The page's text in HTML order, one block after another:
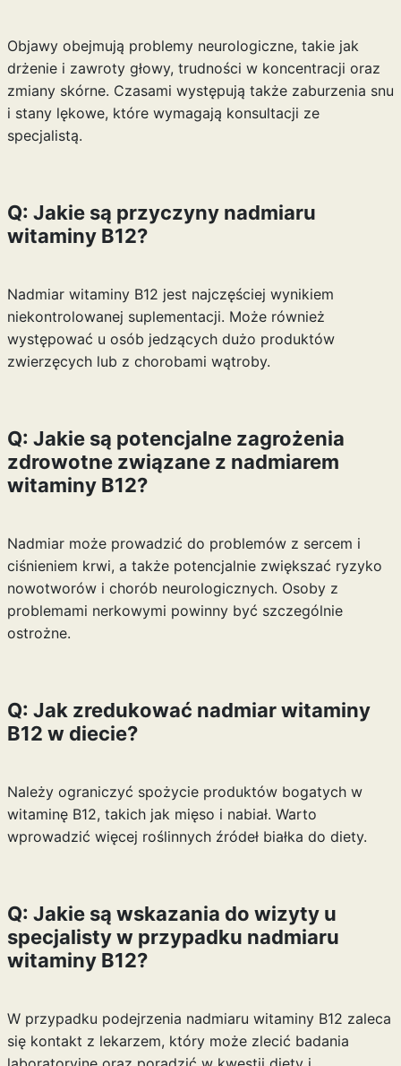
Objawy obejmują problemy neurologiczne, takie jak
drżenie i zawroty głowy, trudności w koncentracji oraz
zmiany skórne. Czasami występują także zaburzenia snu
i stany lękowe, które wymagają konsultacji ze
specjalistą.
Q: Jakie są przyczyny nadmiaru
witaminy B12?
Nadmiar witaminy B12 jest najczęściej wynikiem
niekontrolowanej suplementacji. Może również
występować u osób jedzących dużo produktów
zwierzęcych lub z chorobami wątroby.
Q: Jakie są potencjalne zagrożenia
zdrowotne związane z nadmiarem
witaminy B12?
Nadmiar może prowadzić do problemów z sercem i
ciśnieniem krwi, a także potencjalnie zwiększać ryzyko
nowotworów i chorób neurologicznych. Osoby z
problemami nerkowymi powinny być szczególnie
ostrożne.
Q: Jak zredukować nadmiar witaminy
B12 w diecie?
Należy ograniczyć spożycie produktów bogatych w
witaminę B12, takich jak mięso i nabiał. Warto
wprowadzić więcej roślinnych źródeł białka do diety.
Q: Jakie są wskazania do wizyty u
specjalisty w przypadku nadmiaru
witaminy B12?
W przypadku podejrzenia nadmiaru witaminy B12 zaleca
się kontakt z lekarzem, który może zlecić badania